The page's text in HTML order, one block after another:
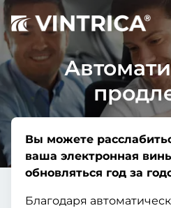
Вы можете
ваша электронная
обновляться год за
Благодаря